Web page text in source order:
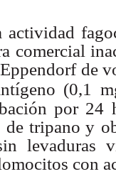
actividad
comercial
de
(0,1
por 24
de tripano y
levaduras
con